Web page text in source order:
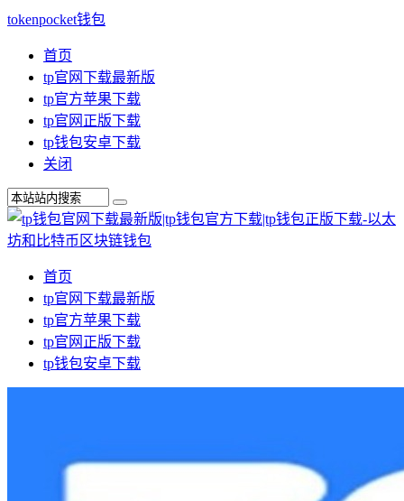
tokenpocket钱包
首页
tp官网下载最新版
tp官方苹果下载
tp官网正版下载
tp钱包安卓下载
关闭
首页
tp官网下载最新版
tp官方苹果下载
tp官网正版下载
tp钱包安卓下载